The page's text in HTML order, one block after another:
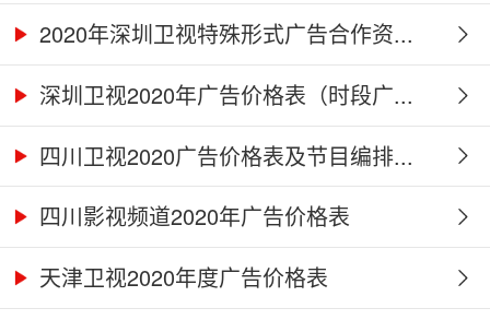
2020年深圳卫视特殊形式广告合作资...
深圳卫视2020年广告价格表（时段广...
四川卫视2020广告价格表及节目编排...
四川影视频道2020年广告价格表
天津卫视2020年度广告价格表